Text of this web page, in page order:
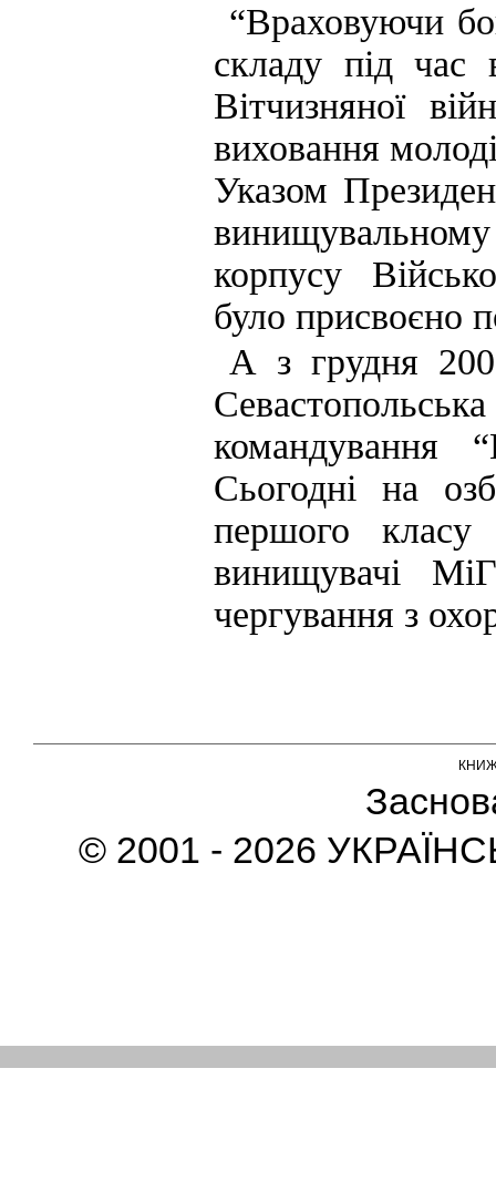
“Враховуючи
складу під час
Вітчизняної
виховання
Указом
корпусу
було присвоєно
А з грудня
командування
Сьогодні на
першого
винищувачі
чергування з
© 2001 - 2026